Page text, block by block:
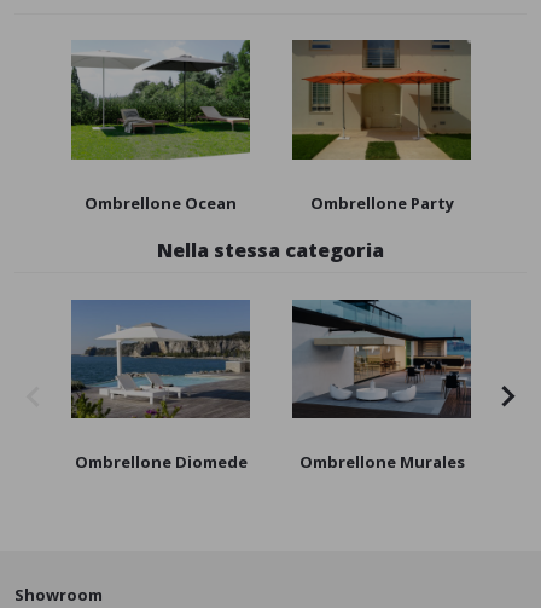
Ombrellone Ocean Ombrellone Party
Nella stessa categoria
Ombrellone Diomede Ombrellone Murales
Showroom